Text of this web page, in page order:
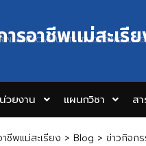
รอาชีพแม่สะเรี
AND COMMUNITY EDUCATION
วยงาน แผนกวิชา ส
ชีพแม่สะเรียง > Blog > ข่าวกิจก